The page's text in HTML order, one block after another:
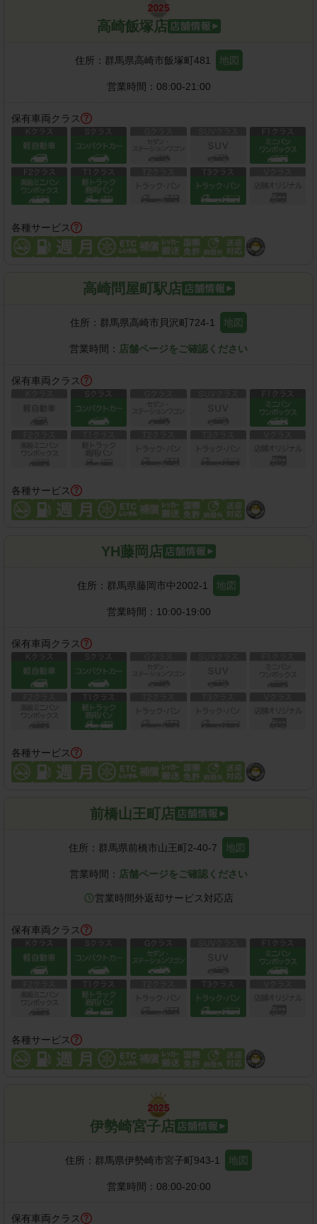
高崎飯塚店
住所： 群馬県高崎市飯塚町481 地図
営業時間： 08:00-21:00
保有車両クラス
各種サービス
高崎問屋町駅店
住所： 群馬県高崎市貝沢町724-1 地図
営業時間： 店舗ページをご確認ください
保有車両クラス
各種サービス
YH藤岡店
住所： 群馬県藤岡市中2002-1 地図
営業時間： 10:00-19:00
保有車両クラス
各種サービス
前橋山王町店
住所： 群馬県前橋市山王町2-40-7 地図
営業時間： 店舗ページをご確認ください
営業時間外返却サービス対応店
保有車両クラス
各種サービス
伊勢崎宮子店
住所： 群馬県伊勢崎市宮子町943-1 地図
営業時間： 08:00-20:00
保有車両クラス